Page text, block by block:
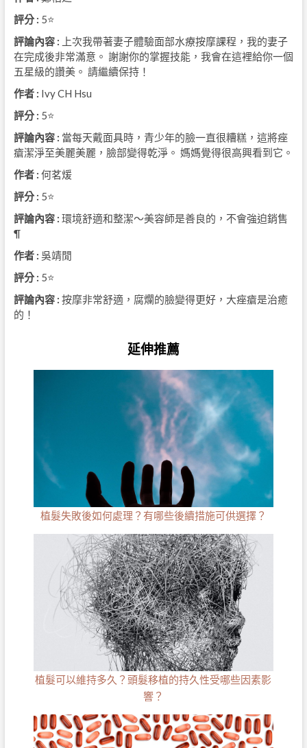
評分 : 5⭐
評論內容 : 上次我帶著妻子體驗面部水療按摩課程，我的妻子
在完成後非常滿意。 謝謝你的掌握技能，我會在這裡給你一個
五星級的讚美。 請繼續保持！
作者 : Ivy CH Hsu
評分 : 5⭐
評論內容 : 當每天戴面具時，青少年的臉一直很糟糕，這將痤
瘡潔淨至美麗美麗，臉部變得乾淨。 媽媽覺得很高興看到它。
作者 : 何茗煖
評分 : 5⭐
評論內容 : 環境舒適和整潔〜美容師是善良的，不會強迫銷售
¶
作者 : 吳靖閒
評分 : 5⭐
評論內容 : 按摩非常舒適，腐爛的臉變得更好，大痤瘡是治癒
的！
延伸推薦
植髮失敗後如何處理？有哪些後續措施可供選擇？
植髮可以維持多久？頭髮移植的持久性受哪些因素影
響？